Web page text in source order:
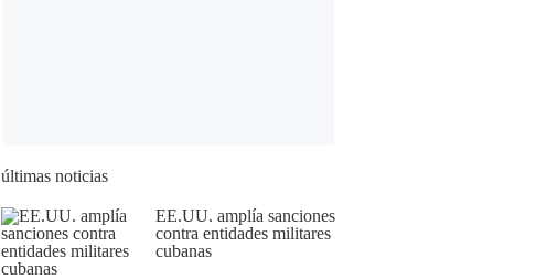
últimas noticias
EE.UU. amplía sanciones
contra entidades militares
cubanas